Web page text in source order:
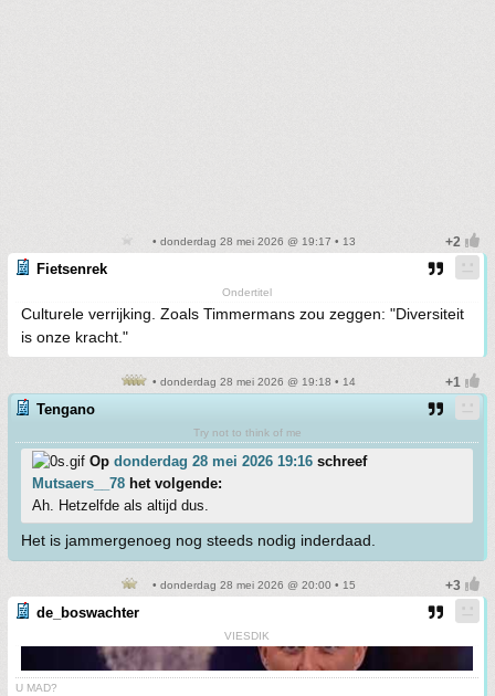
• donderdag 28 mei 2026 @ 19:17 • 13
Fietsenrek
Ondertitel
Culturele verrijking. Zoals Timmermans zou zeggen: "Diversiteit
is onze kracht."
• donderdag 28 mei 2026 @ 19:18 • 14
Tengano
Try not to think of me
Op donderdag 28 mei 2026 19:16 schreef
Mutsaers__78 het volgende:
Ah. Hetzelfde als altijd dus.
Het is jammergenoeg nog steeds nodig inderdaad.
• donderdag 28 mei 2026 @ 20:00 • 15
de_boswachter
VIESDIK
U MAD?